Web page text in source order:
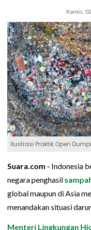
Kamis,
Ilustrasi Praktik Open
Suara.com - Indonesia
negara penghasil
global maupun di Asia
menandakan situasi
Menteri Lingkungan